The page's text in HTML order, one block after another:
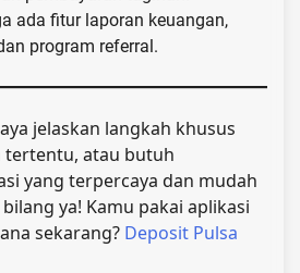
ada fitur laporan keuangan,
program referral.
jelaskan langkah khusus
tertentu, atau butuh
yang terpercaya dan mudah
ya! Kamu pakai aplikasi
sekarang? Deposit Pulsa